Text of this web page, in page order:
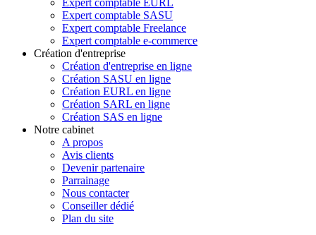
Expert comptable SASU
Expert comptable Freelance
Expert comptable e-commerce
Création d'entreprise
Création d'entreprise en ligne
Création SASU en ligne
Création EURL en ligne
Création SARL en ligne
Création SAS en ligne
Notre cabinet
A propos
Avis clients
Devenir partenaire
Parrainage
Nous contacter
Conseiller dédié
Plan du site